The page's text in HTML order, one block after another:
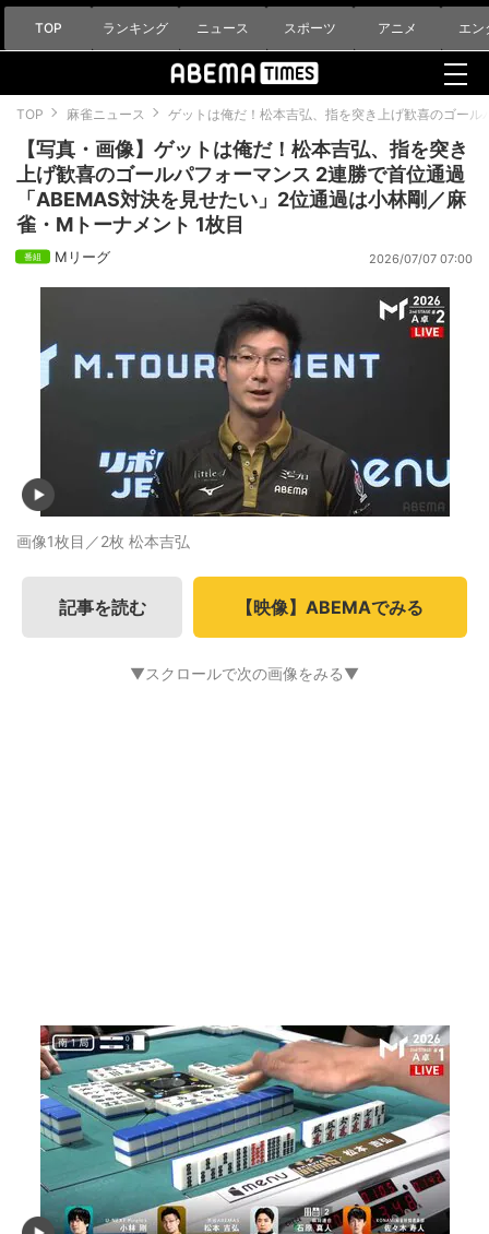
TOP ランキング ニュース スポーツ アニメ エン
TOP 麻雀ニュース ゲットは俺だ！松本吉弘、指を突き上げ歓喜のゴー
【写真・画像】ゲットは俺だ！松本吉弘、指を突き
上げ歓喜のゴールパフォーマンス 2連勝で首位通過
「ABEMAS対決を見せたい」2位通過は小林剛／麻
雀・Mトーナメント 1枚目
Mリーグ 2026/07/07 07:00
画像1枚目／2枚 松本吉弘
記事を読む 【映像】ABEMAでみる
▼スクロールで次の画像をみる▼